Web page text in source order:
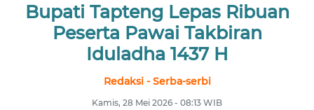
Bupati Tapteng Lepas Ribuan
Peserta Pawai Takbiran
Iduladha 1437 H
Redaksi - Serba-serbi
Kamis, 28 Mei 2026 - 08:13 WIB
UTAMA